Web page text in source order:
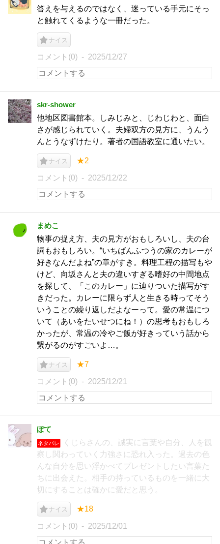
答えを与えるのではなく、迷っている手元にそっ
と触れてくるような一冊だった。
ナイス
コメント(0) 2025/12/27
skr-shower
他地区図書館本。しみじみと、じわじわと、面白
さが感じられていく。夫婦双方の見方に、うんう
んとうなずけたり。著者の国語教室に通いたい。
ナイス ★2
コメント(0) 2025/12/22
まめこ
物事の捉え方、夫の見方がおもしろいし、夫の台
詞もおもしろい。“いちばんふつうの家のカレーが
好きなんだよね”の章がすき。料理工程の描写もや
けど、向坂さんと夫の違いすぎる嗜好の中間地点
を探して、「このカレー」に辿りついた描写がす
きだった。カレーに限らず人と生きる時ってそう
いうことの繰り返しだよなーって。愛の常温につ
いて（あいをたいせつにね！）の思考もおもしろ
かったが、常温の冷やご飯が好きっていう話から
繋がるのがすごいよ…。
ナイス ★7
コメント(0) 2025/12/21
ぽて
ネタバレ
くじらさんの、誠実に言葉や自分、人を観
察し関わっていく力強さに恐れ入った。過去の色
んな自分を思い浮かべてプレゼントしたい言葉た
ちに出会えた。相手の持っているものを一緒に大
切にすることは確かに愛だと思う。
ナイス ★18
コメント(0) 2025/12/01